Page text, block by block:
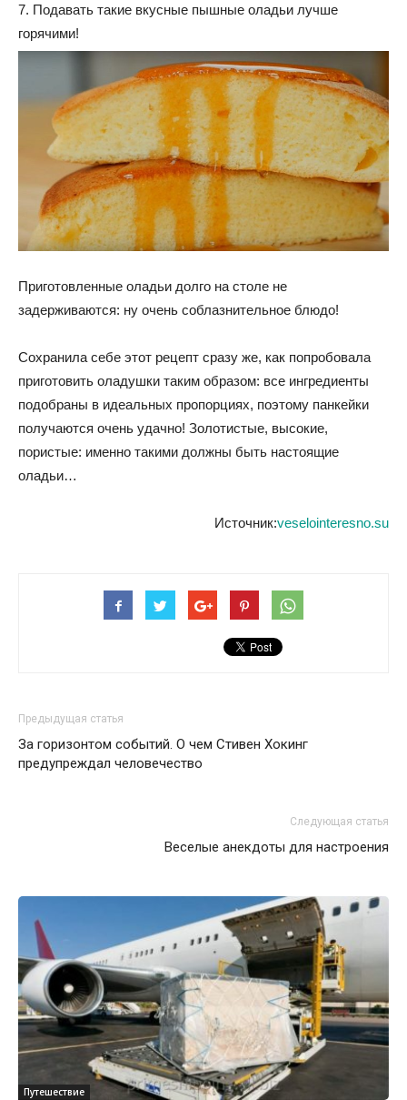
7. Подавать такие вкусные пышные оладьи лучше
горячими!
Приготовленные оладьи долго на столе не
задерживаются: ну очень соблазнительное блюдо!
Сохранила себе этот рецепт сразу же, как попробовала
приготовить оладушки таким образом: все ингредиенты
подобраны в идеальных пропорциях, поэтому панкейки
получаются очень удачно! Золотистые, высокие,
пористые: именно такими должны быть настоящие
оладьи…
Источник:veselointeresno.su
Предыдущая статья
За горизонтом событий. О чем Стивен Хокинг
предупреждал человечество
Следующая статья
Веселые анекдоты для настроения
Путешествие